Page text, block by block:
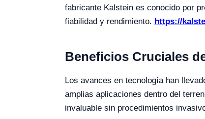
fabricante Kalstein es conocido por
fiabilidad y rendimiento. https://
Beneficios Cruciales
Los avances en tecnología han
amplias aplicaciones dentro del
invaluable sin procedimientos